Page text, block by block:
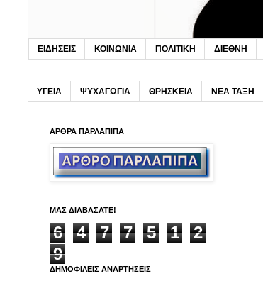
ΕΙΔΗΣΕΙΣ ΚΟΙΝΩΝΙΑ ΠΟΛΙΤΙΚΗ ΔΙΕΘΝΗ
ΥΓΕΙΑ ΨΥΧΑΓΩΓΙΑ ΘΡΗΣΚΕΙΑ ΝΕΑ ΤΑΞΗ
ΑΡΘΡΑ ΠΑΡΛΑΠΙΠΑ
ΜΑΣ ΔΙΑΒΑΣΑΤΕ!
6 4 7 7 5 1
2
9
ΔΗΜΟΦΙΛΕΙΣ ΑΝΑΡΤΗΣΕΙΣ